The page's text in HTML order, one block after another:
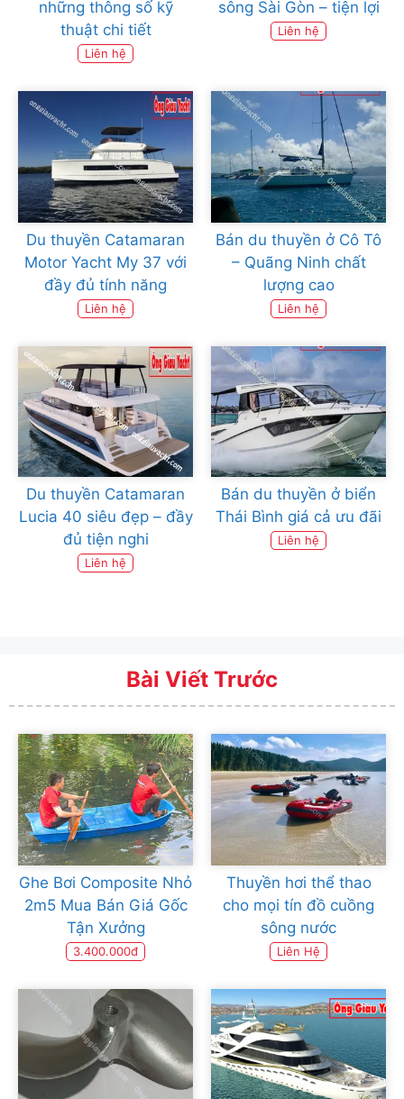
những thông số kỹ
thuật chi tiết
Liên hệ
sông Sài Gòn – tiện lợi
Liên hệ
Du thuyền Catamaran
Motor Yacht My 37 với
đầy đủ tính năng
Liên hệ
Bán du thuyền ở Cô Tô
– Quãng Ninh chất
lượng cao
Liên hệ
Du thuyền Catamaran
Lucia 40 siêu đẹp – đầy
đủ tiện nghi
Liên hệ
Bán du thuyền ở biển
Thái Bình giá cả ưu đãi
Liên hệ
Bài Viết Trước
Ghe Bơi Composite Nhỏ
2m5 Mua Bán Giá Gốc
Tận Xưởng
3.400.000đ
Thuyền hơi thể thao
cho mọi tín đồ cuồng
sông nước
Liên Hệ